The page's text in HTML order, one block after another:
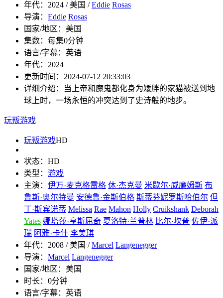
年代： 2024 / 美国 /Eddie Rosas
导演： Eddie Rosas
国家/地区： 美国
集数： 每集0分钟
语言/字幕： 英语
年代： 2024
更新时间： 2024-07-12 20:33:03
详细介绍：
当上帝和魔鬼都化身为矮胖的家猫被送到地
球上时，一场永恒的冲突达到了史诗般的地步。
玩叛游戏
玩叛游戏HD
状态： HD
类型： 游戏
主演： 伊万·麦克格雷格 休·杰克曼 米歇尔·威廉姆斯 布
鲁斯·奥尔特曼 安德鲁·金斯伯格 斯蒂芬妮罗斯哈伯尔 但
丁·斯宾诺蒂 Melissa Rae Mahon Holly Cruikshank Deborah
Yates 娜塔莎·亨斯屈奇 夏洛特·兰普林 比尔·坎普 佐伊·派
瑞 阿雅·卡什 李美琪
年代： 2008 / 美国 /Marcel Langenegger
导演： Marcel Langenegger
国家/地区： 美国
时长： 0分钟
语言/字幕： 英语